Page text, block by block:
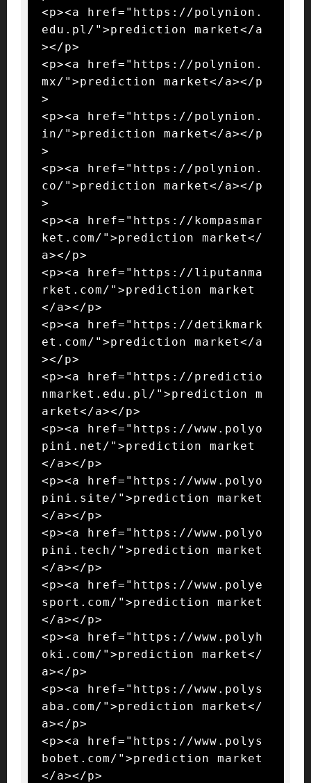
<p><a href="https://polynion.
edu.pl/">prediction market</a
></p>
<p><a href="https://polynion.
mx/">prediction market</a></p
>
<p><a href="https://polynion.
in/">prediction market</a></p
>
<p><a href="https://polynion.
co/">prediction market</a></p
>
<p><a href="https://kompasmar
ket.com/">prediction market</
a></p>
<p><a href="https://liputanma
rket.com/">prediction market
</a></p>
<p><a href="https://detikmark
et.com/">prediction market</a
></p>
<p><a href="https://predictio
nmarket.edu.pl/">prediction m
arket</a></p>
<p><a href="https://www.polyo
pini.net/">prediction market
</a></p>
<p><a href="https://www.polyo
pini.site/">prediction market
</a></p>
<p><a href="https://www.polyo
pini.tech/">prediction market
</a></p>
<p><a href="https://www.polye
sport.com/">prediction market
</a></p>
<p><a href="https://www.polyh
oki.com/">prediction market</
a></p>
<p><a href="https://www.polys
aba.com/">prediction market</
a></p>
<p><a href="https://www.polys
bobet.com/">prediction market
</a></p>